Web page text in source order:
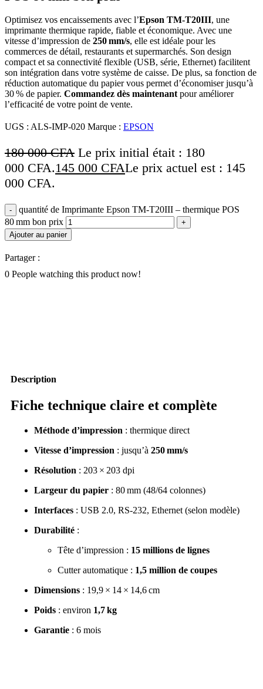
Optimisez vos encaissements avec l’Epson TM-T20III, une
imprimante thermique rapide, fiable et économique. Avec une
vitesse d’impression de 250 mm/s, elle est idéale pour les
commerces de détail, restaurants et supermarchés. Son design
compact et sa connectivité flexible (USB, série, Ethernet) facilitent
son intégration dans votre système de caisse. De plus, sa fonction de
réduction automatique du papier vous permet d’économiser jusqu’à
30 % de papier. Commandez dès maintenant pour améliorer
l’efficacité de votre point de vente.
UGS : ALS-IMP-020 Marque : EPSON
180 000CFA Le prix initial était : 180
000 CFA.145 000 CFALe prix actuel est : 145
000 CFA.
quantité de Imprimante Epson TM-T20III – thermique POS
80 mm bon prix
Ajouter au panier
Partager :
0 People watching this product now!
Description
Fiche technique claire et complète
Méthode d’impression : thermique direct
Vitesse d’impression : jusqu’à 250 mm/s
Résolution : 203 × 203 dpi
Largeur du papier : 80 mm (48/64 colonnes)
Interfaces : USB 2.0, RS-232, Ethernet (selon modèle)
Durabilité :
Tête d’impression : 15 millions de lignes
Cutter automatique : 1,5 million de coupes
Dimensions : 19,9 × 14 × 14,6 cm
Poids : environ 1,7 kg
Garantie : 6 mois